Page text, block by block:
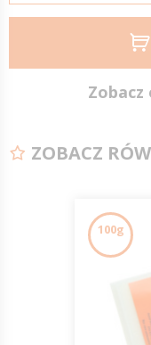
ZOBACZ
100g